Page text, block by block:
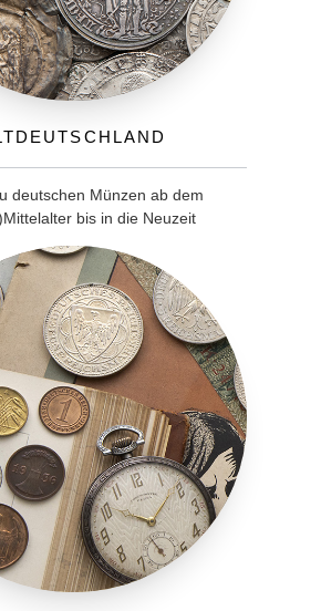
deutschen Münzen ab dem
bis in die Neuzeit